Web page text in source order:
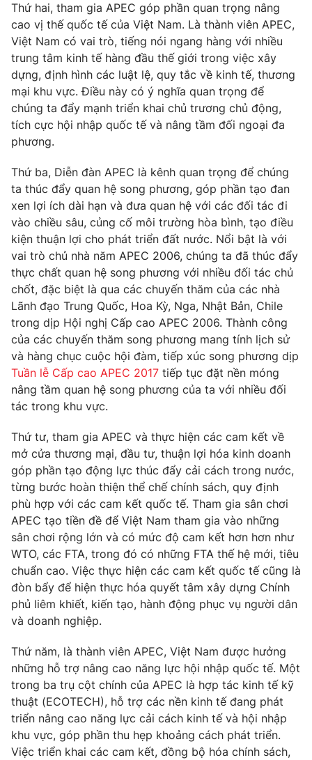
Giấy phép hoạt động báo in và báo điện tử số 483/GP-BTTTT
cấp ngày 29/12/2023
Tổng Biên tập: Vũ Thanh Thủy
Phó Tổng Biên tập:Nguyễn Thị Mỹ Hạnh, Phạm Quốc Thắng,
Nguyễn Trọng Ninh
Tổng đài VTV: 024.38 355 931 - 024.38 355 932
Ðiện thoại Thời báo VTV:024.66 897 897
Email:toasoan@vtv.vn
® Cấm sao chép dưới mọi hình thức nếu không có sự chấp
thuận bằng văn bản. Ghi rõ nguồn VTV.vn khi phát hành lại
thông tin từ website này.
Thứ hai, tham gia APEC góp phần quan trọng nâng
cao vị thế quốc tế của Việt Nam. Là thành viên APEC,
Việt Nam có vai trò, tiếng nói ngang hàng với nhiều
trung tâm kinh tế hàng đầu thế giới trong việc xây
dựng, định hình các luật lệ, quy tắc về kinh tế, thương
mại khu vực. Điều này có ý nghĩa quan trọng để
chúng ta đẩy mạnh triển khai chủ trương chủ động,
tích cực hội nhập quốc tế và nâng tầm đối ngoại đa
phương.
Thứ ba, Diễn đàn APEC là kênh quan trọng để chúng
ta thúc đẩy quan hệ song phương, góp phần tạo đan
xen lợi ích dài hạn và đưa quan hệ với các đối tác đi
vào chiều sâu, củng cố môi trường hòa bình, tạo điều
kiện thuận lợi cho phát triển đất nước. Nổi bật là với
vai trò chủ nhà năm APEC 2006, chúng ta đã thúc đẩy
thực chất quan hệ song phương với nhiều đối tác chủ
chốt, đặc biệt là qua các chuyến thăm của các nhà
Lãnh đạo Trung Quốc, Hoa Kỳ, Nga, Nhật Bản, Chile
trong dịp Hội nghị Cấp cao APEC 2006. Thành công
của các chuyến thăm song phương mang tính lịch sử
và hàng chục cuộc hội đàm, tiếp xúc song phương dịp
Tuần lễ Cấp cao APEC 2017 tiếp tục đặt nền móng
nâng tầm quan hệ song phương của ta với nhiều đối
tác trong khu vực.
Thứ tư, tham gia APEC và thực hiện các cam kết về
mở cửa thương mại, đầu tư, thuận lợi hóa kinh doanh
góp phần tạo động lực thúc đẩy cải cách trong nước,
từng bước hoàn thiện thể chế chính sách, quy định
phù hợp với các cam kết quốc tế. Tham gia sân chơi
APEC tạo tiền đề để Việt Nam tham gia vào những
sân chơi rộng lớn và có mức độ cam kết hơn hơn như
WTO, các FTA, trong đó có những FTA thế hệ mới, tiêu
chuẩn cao. Việc thực hiện các cam kết quốc tế cũng là
đòn bẩy để hiện thực hóa quyết tâm xây dựng Chính
phủ liêm khiết, kiến tạo, hành động phục vụ người dân
và doanh nghiệp.
Thứ năm, là thành viên APEC, Việt Nam được hưởng
những hỗ trợ nâng cao năng lực hội nhập quốc tế. Một
trong ba trụ cột chính của APEC là hợp tác kinh tế kỹ
thuật (ECOTECH), hỗ trợ các nền kinh tế đang phát
triển nâng cao năng lực cải cách kinh tế và hội nhập
khu vực, góp phần thu hẹp khoảng cách phát triển.
Việc triển khai các cam kết, đồng bộ hóa chính sách,